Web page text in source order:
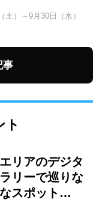
土）～9月30日（水）
事
ト
リアのデジタ
リーで巡りな
スポット…